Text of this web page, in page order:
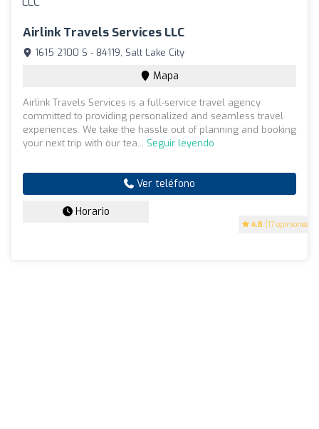
Airlink Travels Services LLC
4.8 (17 opiniones)
1615 2100 S - 84119, Salt Lake City
Mapa
Airlink Travels Services is a full-service travel agency
committed to providing personalized and seamless travel
experiences. We take the hassle out of planning and booking
your next trip with our tea... Seguir leyendo
Ver teléfono
Horario